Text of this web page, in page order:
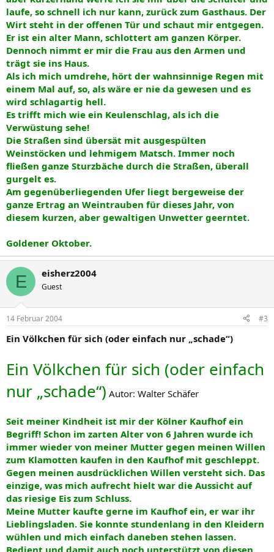
laufe, so schnell ich nur kann, zurück zum Gasthaus. Der
Wirt steht in der offenen Tür und schaut mir entgegen.
Er ist ein alter Mann, schlottert am ganzen Körper.
Dennoch nimmt er mir die Frau aus den Armen und
trägt sie ins Haus.
Als ich mich umdrehe, hört der wahnsinnige Regen mit
einem Mal auf, so, als wäre er nie da gewesen und es
wird schlagartig hell.
Es trifft mich wie ein Keulenschlag, als ich die
Verwüstung sehe!
Die Straßen sind übersät mit ausgespülten
Weinstöcken und lehmigem Matsch. Immer noch
fließen ganze Sturzbäche durch die Straßen, überall
gurgelt es.
Am gegenüberliegenden Ufer liegt bergeweise der
ganze Ertrag an Weintrauben für dieses Jahr, von
diesem kurzen, aber gewaltigen Unwetter geerntet.
Goldener Oktober.
E eisherz2004
Guest
14 Februar 2004 #3
Ein Völkchen für sich (oder einfach nur „schade“)
Ein Völkchen für sich (oder einfach
nur „schade“) Autor: Walter Schäfer
Seit meiner Kindheit ist mir der Kölner Kaufhof ein
Begriff! Schon im zarten Alter von 6 Jahren wurde ich
immer wieder von meiner Mutter gegen meinen Willen
zum Klamotten kaufen in den Kaufhof mit geschleppt.
Gegen meinen ausdrücklichen Willen versteht sich. Das
einzige, was mich aufrecht hielt war die Aussicht auf
das riesige Eis zum Schluss.
Meine Mutter kaufte gerne im Kaufhof ein, er war ihr
Lieblingsladen. Sie konnte stundenlang in den Kleidern
wühlen und mich einfach daneben stehen lassen.
Bedient und damit auch noch unterstützt von diesen